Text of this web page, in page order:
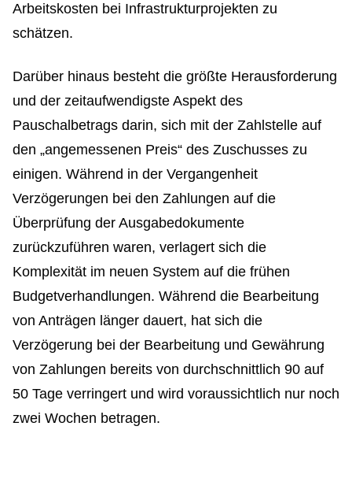
Arbeitskosten bei Infrastrukturprojekten zu
schätzen.
Darüber hinaus besteht die größte Herausforderung
und der zeitaufwendigste Aspekt des
Pauschalbetrags darin, sich mit der Zahlstelle auf
den „angemessenen Preis“ des Zuschusses zu
einigen. Während in der Vergangenheit
Verzögerungen bei den Zahlungen auf die
Überprüfung der Ausgabedokumente
zurückzuführen waren, verlagert sich die
Komplexität im neuen System auf die frühen
Budgetverhandlungen. Während die Bearbeitung
von Anträgen länger dauert, hat sich die
Verzögerung bei der Bearbeitung und Gewährung
von Zahlungen bereits von durchschnittlich 90 auf
50 Tage verringert und wird voraussichtlich nur noch
zwei Wochen betragen.